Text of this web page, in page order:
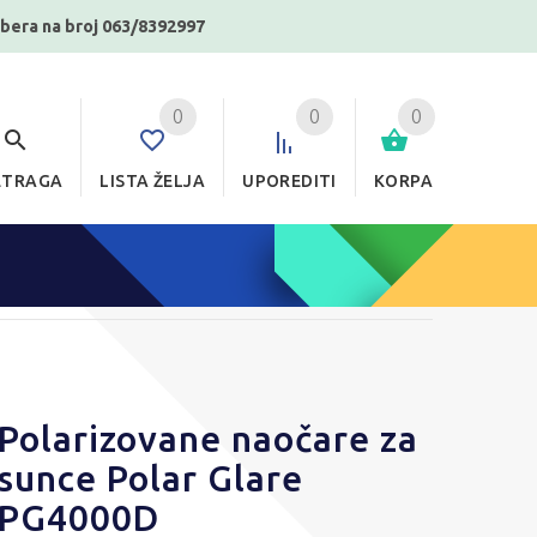
na broj 063/8392997
0
KORPA
0
UPOREDITI
0
LISTA ŽELJA
naočare za
Polar Glare